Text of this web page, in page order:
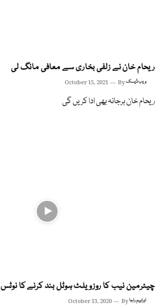
ریحام خان نے زلفی بخاری سے معافی مانگ لی
October 15, 2021 Byویب ڈیسک
ریحام خان ہرجانہ بھی ادا کریں گی
چیئرمین نیب کا روزویلٹ ہوٹل بند کرنے کا نوٹس
October 13, 2020 Byابراہیم راجا